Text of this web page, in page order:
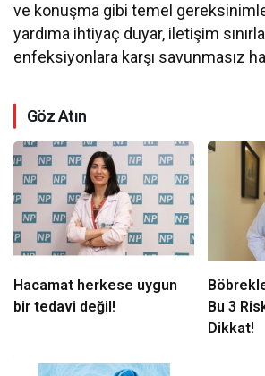
ve konuşma gibi temel
yardıma ihtiyaç duyar, iletişim
enfeksiyonlara karşı savunmasız
Göz Atın
Hacamat herkese uygun
bir tedavi değil!
Bu 3
Dikkat!